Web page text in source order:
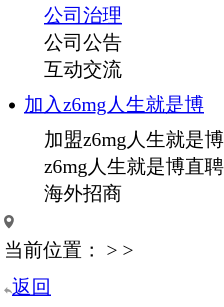
公司治理
公司公告
互动交流
加入z6mg人生就是博
加盟z6mg人生就是博
z6mg人生就是博直聘
海外招商
当前位置： > >
返回